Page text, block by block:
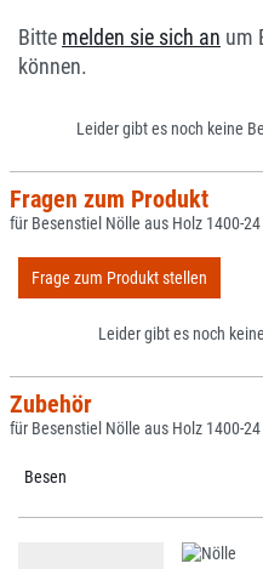
Bitte melden sie sich an um
können.
Leider gibt es noch keine
Fragen zum Produkt
für Besenstiel Nölle aus Holz 1400-
Frage zum Produkt stellen
Leider gibt es noch
Zubehör
für Besenstiel Nölle aus Holz 1400-
Besen